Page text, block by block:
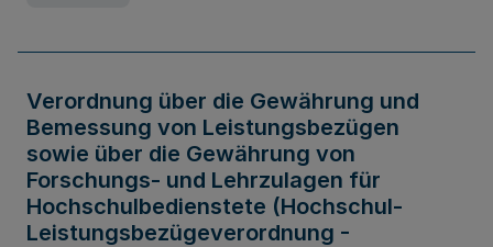
Verordnung über die Gewährung und
Bemessung von Leistungsbezügen
sowie über die Gewährung von
Forschungs- und Lehrzulagen für
Hochschulbedienstete (Hochschul-
Leistungsbezügeverordnung -